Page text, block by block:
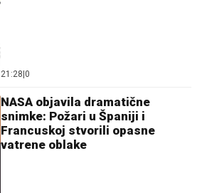
21:28 0
NASA objavila dramatične
snimke: Požari u Španiji i
Francuskoj stvorili opasne
vatrene oblake